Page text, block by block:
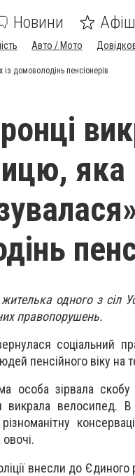
Новини
Авто / Мото
домоволодінь пенсіонерів
яка
одного з сіл
правопорушень.
соціальний
пенсійного віку на
особа зірвала
викрала велосипед.
внесли до